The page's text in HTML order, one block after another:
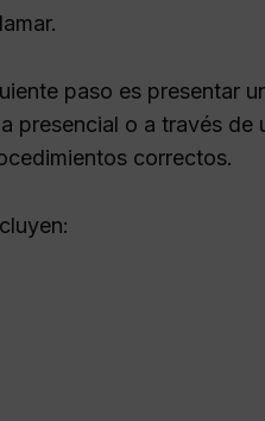
paso es presentar
presencial o a través
correctos.